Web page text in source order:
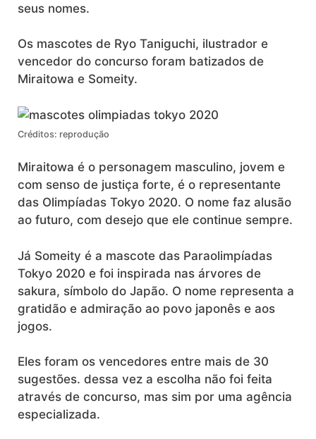
seus nomes.
Os mascotes de Ryo Taniguchi, ilustrador e
vencedor do concurso foram batizados de
Miraitowa e Someity.
Créditos: reprodução
Miraitowa é o personagem masculino, jovem e
com senso de justiça forte, é o representante
das Olimpíadas Tokyo 2020. O nome faz alusão
ao futuro, com desejo que ele continue sempre.
Já Someity é a mascote das Paraolimpíadas
Tokyo 2020 e foi inspirada nas árvores de
sakura, símbolo do Japão. O nome representa a
gratidão e admiração ao povo japonês e aos
jogos.
Eles foram os vencedores entre mais de 30
sugestões. dessa vez a escolha não foi feita
através de concurso, mas sim por uma agência
especializada.